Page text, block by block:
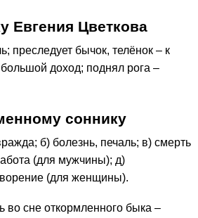
Евгения Цветкова
преследует бычок, телёнок – к
доход; поднял рога –
соннику
б) болезнь, печаль; в) смерть
(для мужчины); д)
(для женщины).
во сне откормленного быка –